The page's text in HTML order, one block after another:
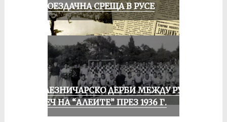
КОЛОЕЗДАЧНА СРЕЩА В РУСЕ
ЖЕЛЕЗНИЧАРСКО ДЕРБИ МЕЖДУ РУСЕ
И ПЕЧ НА “АЛЕИТЕ” ПРЕЗ 1936 Г.